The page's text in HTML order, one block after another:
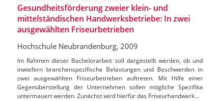
Gesundheitsförderung zweier klein- und
mittelständischen Handwerksbetriebe: In zwei
ausgewählten Friseurbetrieben
Hochschule Neubrandenburg, 2009
Im Rahmen dieser Bachelorarbeit soll dargestellt werden, ob und
inwiefern branchenspezifische Belastungen und Beschwerden in
zwei ausgewählten Friseurbetrieben auftreten. Mit Hilfe einer
Gegenüberstellung der Unternehmen sollen mögliche Spezifika
untermauert werden. Zunächst wird hierfür das Friseurhandwerk…